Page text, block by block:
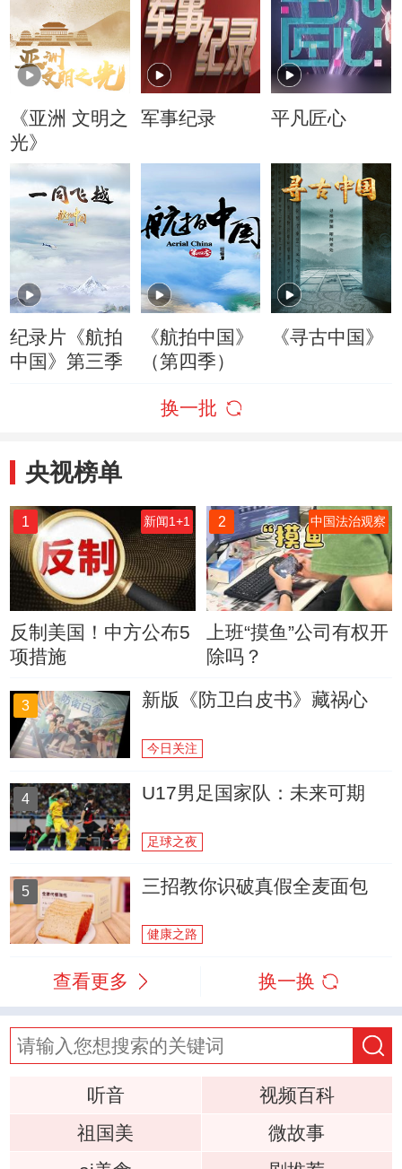
《亚洲 文明之
光》
军事纪录 平凡匠心
纪录片《航拍
中国》第三季
《航拍中国》
（第四季）
《寻古中国》
换一批
央视榜单
1 新闻1+1
反制美国！中方公布5
项措施
2 中国法治观察
上班“摸鱼”公司有权开
除吗？
3 新版《防卫白皮书》藏祸心
今日关注
4 U17男足国家队：未来可期
足球之夜
5 三招教你识破真假全麦面包
健康之路
查看更多 换一换
听音
视频百科
祖国美
微故事